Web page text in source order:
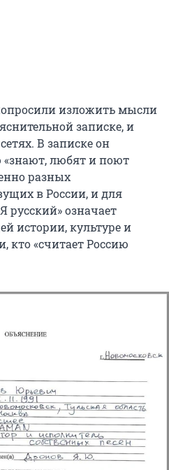
изложить мысли
записке, и
В записке он
«знают, любят и поют
разных
в России, и для
русский» означает
истории, культуре и
кто «считает Россию